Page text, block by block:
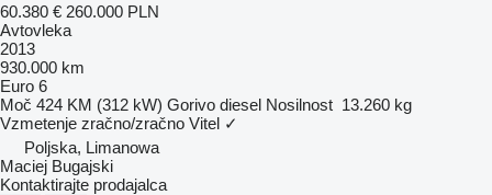
60.380 € 260.000 PLN
Avtovleka
2013
930.000 km
Euro 6
Moč 424 KM (312 kW) Gorivo diesel Nosilnost 13.260 kg
Vzmetenje zračno/zračno Vitel ✓
Poljska, Limanowa
Maciej Bugajski
Kontaktirajte prodajalca